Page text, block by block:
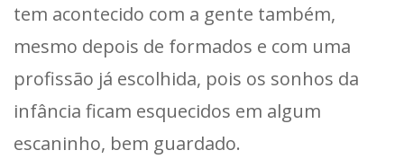
tem acontecido com a gente também,
mesmo depois de formados e com uma
profissão já escolhida, pois os sonhos da
infância ficam esquecidos em algum
escaninho, bem guardado.